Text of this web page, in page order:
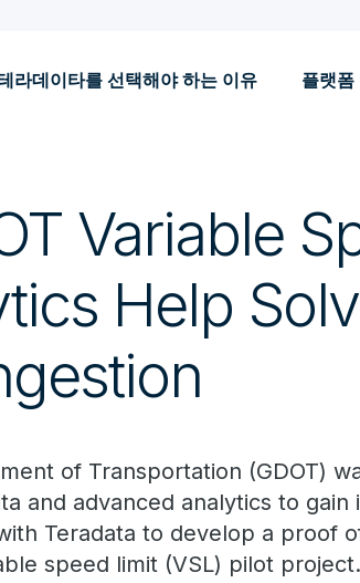
라데이타를 선택해야 하는 이유 플랫폼
Variable
Help
of Transportation (GDOT)
and advanced analytics to gain
Teradata to develop a proof
speed limit (VSL) pilot project.